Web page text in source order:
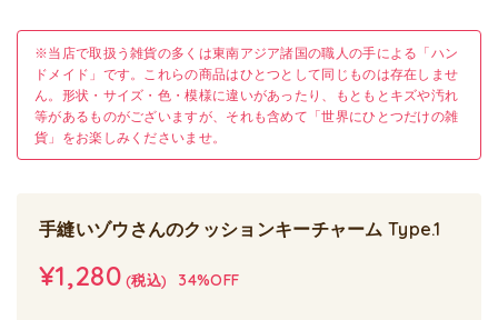
※当店で取扱う雑貨の多くは東南アジア諸国の職人の手による「ハン
ドメイド」です。これらの商品はひとつとして同じものは存在しませ
ん。形状・サイズ・色・模様に違いがあったり、もともとキズや汚れ
等があるものがございますが、それも含めて「世界にひとつだけの雑
貨」をお楽しみくださいませ。
手縫いゾウさんのクッションキーチャーム Type.1
¥1,280(税込) 34%OFF